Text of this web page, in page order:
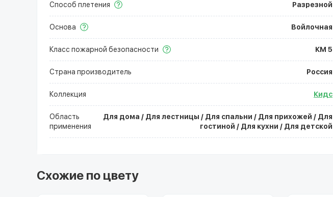
Способ плетения Разрезной
Основа Войлочная
Класс пожарной безопасности КМ 5
Страна производитель Россия
Коллекция Кидс
Область
применения
Для дома / Для лестницы / Для спальни / Для прихожей / Для
гостиной / Для кухни / Для детской
Схожие по цвету